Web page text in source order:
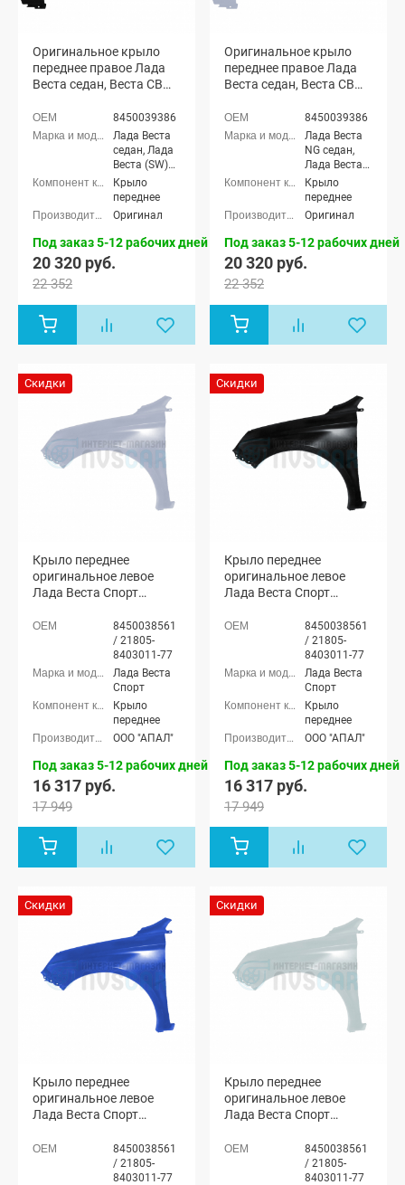
Оригинальное крыло
переднее правое Лада
Веста седан, Веста СВ
жемчужина 676)8450039386
Лада Веста
седан, Лада
Веста (SW)
универсал
Крыло
переднее
Оригинал
Под заказ 5-12 рабочих дней
20 320 руб.
22 352
Оригинальное крыло
переднее правое Лада
Веста седан, Веста СВ
691)
8450039386
Лада Веста
NG седан,
Лада Веста
NG (SW)
универсал,
Лада Веста
седан, Лада
Веста (SW)
универсал
Крыло
переднее
Оригинал
Под заказ 5-12 рабочих дней
20 320 руб.
22 352
Скидки
Крыло переднее
оригинальное левое
Лада Веста Спорт
8450038561
/ 21805-
8403011-77
Лада Веста
Спорт
Крыло
переднее
ООО "АПАЛ"
Под заказ 5-12 рабочих дней
16 317 руб.
17 949
Скидки
Крыло переднее
оригинальное левое
Лада Веста Спорт
8450038561
/ 21805-
8403011-77
Лада Веста
Спорт
Крыло
переднее
ООО "АПАЛ"
Под заказ 5-12 рабочих дней
16 317 руб.
17 949
Скидки
Крыло переднее
оригинальное левое
Лада Веста Спорт
8450038561
/ 21805-
8403011-77
Скидки
Крыло переднее
оригинальное левое
Лада Веста Спорт
8450038561
/ 21805-
8403011-77